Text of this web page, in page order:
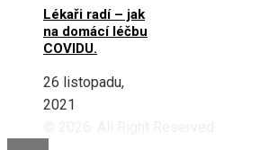
Lékaři radí – jak
na domácí léčbu
COVIDU.
26 listopadu,
2021